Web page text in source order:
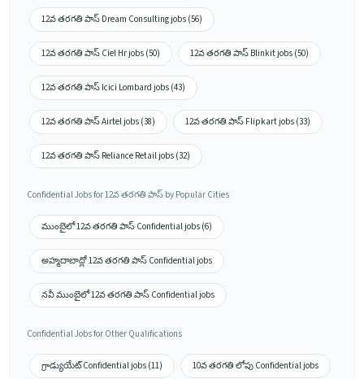
12వ తరగతి పాస్ Dream Consulting jobs (56)
12వ తరగతి పాస్ Ciel Hr jobs (50) 12వ తరగతి పాస్ Blinkit jobs (50)
12వ తరగతి పాస్ Icici Lombard jobs (43)
12వ తరగతి పాస్ Airtel jobs (38) 12వ తరగతి పాస్ Flipkart jobs (33)
12వ తరగతి పాస్ Reliance Retail jobs (32)
Confidential Jobs for 12వ తరగతి పాస్ by Popular Cities
ముంబైలో 12వ తరగతి పాస్ Confidential jobs (6)
అహ్మదాబాద్లో 12వ తరగతి పాస్ Confidential jobs
నవీ ముంబైలో 12వ తరగతి పాస్ Confidential jobs
Confidential Jobs for Other Qualifications
గ్రాడ్యుయేట్ Confidential jobs (11) 10వ తరగతి లోపు Confidential jobs